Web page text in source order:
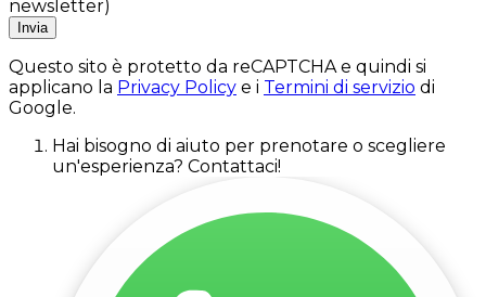
newsletter)
Invia
Questo sito è protetto da reCAPTCHA e quindi si
applicano la Privacy Policy e i Termini di servizio di
Google.
Hai bisogno di aiuto per prenotare o scegliere
un'esperienza? Contattaci!